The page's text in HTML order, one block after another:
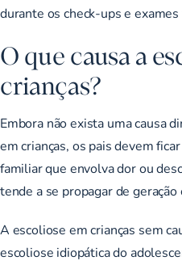
durante os check-ups e
O que causa a
crianças?
Embora não exista uma causa
em crianças, os pais devem
familiar que envolva dor ou
tende a se propagar de geração
A escoliose em crianças sem
escoliose idiopática do